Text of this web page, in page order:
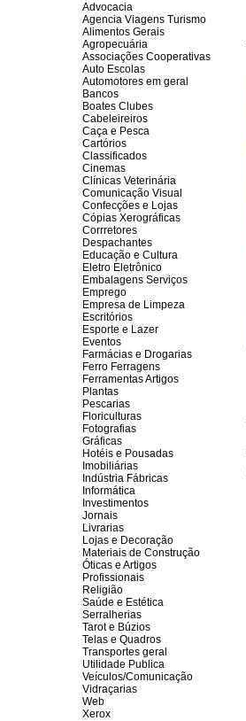
Advocacia
Agencia Viagens Turismo
Alimentos Gerais
Agropecuária
Associações Cooperativas
Auto Escolas
Automotores em geral
Bancos
Boates Clubes
Cabeleireiros
Caça e Pesca
Cartórios
Classificados
Cinemas
Clínicas Veterinária
Comunicação Visual
Confecções e Lojas
Cópias Xerográficas
Corrretores
Despachantes
Educação e Cultura
Eletro Eletrônico
Embalagens Serviços
Emprego
Empresa de Limpeza
Escritórios
Esporte e Lazer
Eventos
Farmácias e Drogarias
Ferro Ferragens
Ferramentas Artigos
Plantas
Pescarias
Floriculturas
Fotografias
Gráficas
Hotéis e Pousadas
Imobiliárias
Indústria Fábricas
Informática
Investimentos
Jornais
Livrarias
Lojas e Decoração
Materiais de Construção
Óticas e Artigos
Profissionais
Religião
Saúde e Estética
Serralherias
Tarot e Búzios
Telas e Quadros
Transportes geral
Utilidade Publica
Veículos/Comunicação
Vidraçarias
Web
Xerox